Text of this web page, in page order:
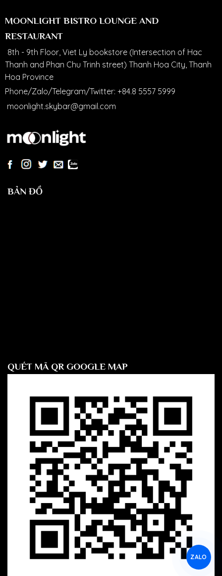
ZALO
MOONLIGHT BISTRO LOUNGE AND
RESTAURANT
8th - 9th Floor, Viet Ly bookstore (Intersection of Hac
Thanh and Phan Chu Trinh street) Thanh Hoa City, Thanh
Hoa Province
Phone/Zalo/Telegram/Twitter: +84.8 5557 5999
moonlight.skybar@gmail.com
BẢN ĐỒ
QUÉT MÃ QR GOOGLE MAP